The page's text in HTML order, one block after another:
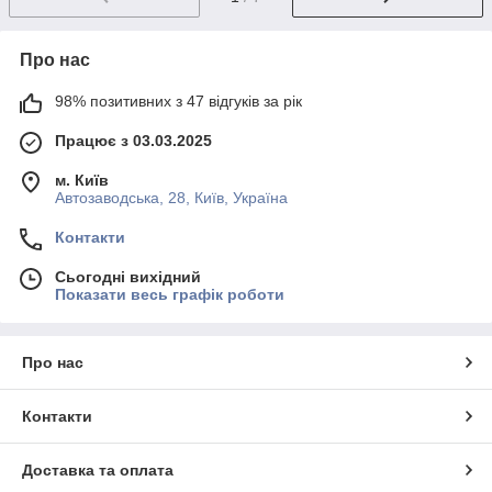
Про нас
98% позитивних з 47 відгуків за рік
Працює з 03.03.2025
м. Київ
Автозаводська, 28, Київ, Україна
Контакти
Сьогодні вихідний
Показати весь графік роботи
Про нас
Контакти
Доставка та оплата